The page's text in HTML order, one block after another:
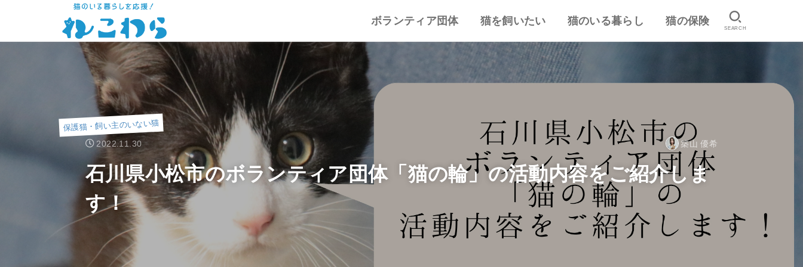
ボランティア団体
譲渡会・里親会
猫カフェ
特集記事
動物愛護・ボランティア
地域別まとめ
猫を飼いたい
猫の迎え方
猫を飼うとは
心がまえ
飼う前の確認
猫の里親
色々な猫種ランキング
猫のいる暮らし
猫のしつけ
猫とのスキンシップ
猫の食事・栄養管理
猫の気持ち
病気予防・医学
おすすめ猫用品・グッズ
猫の習性
猫の保険
SEARCH
保護猫・飼い主のいない猫
2022.11.30 築山 優希
石川県小松市のボランティア団体「猫の輪」の活動内容をご紹介しま
す！